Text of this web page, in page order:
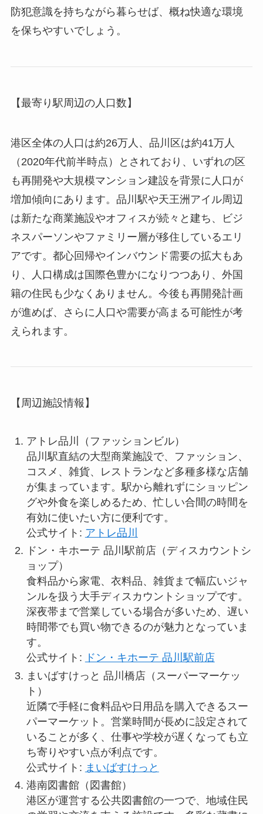
防犯意識を持ちながら暮らせば、概ね快適な環境
を保ちやすいでしょう。
【最寄り駅周辺の人口数】
港区全体の人口は約26万人、品川区は約41万人
（2020年代前半時点）とされており、いずれの区
も再開発や大規模マンション建設を背景に人口が
増加傾向にあります。品川駅や天王洲アイル周辺
は新たな商業施設やオフィスが続々と建ち、ビジ
ネスパーソンやファミリー層が移住しているエリ
アです。都心回帰やインバウンド需要の拡大もあ
り、人口構成は国際色豊かになりつつあり、外国
籍の住民も少なくありません。今後も再開発計画
が進めば、さらに人口や需要が高まる可能性が考
えられます。
【周辺施設情報】
アトレ品川（ファッションビル）
品川駅直結の大型商業施設で、ファッション、
コスメ、雑貨、レストランなど多種多様な店舗
が集まっています。駅から離れずにショッピン
グや外食を楽しめるため、忙しい合間の時間を
有効に使いたい方に便利です。
公式サイト: アトレ品川
ドン・キホーテ 品川駅前店（ディスカウントシ
ョップ）
食料品から家電、衣料品、雑貨まで幅広いジャ
ンルを扱う大手ディスカウントショップです。
深夜帯まで営業している場合が多いため、遅い
時間帯でも買い物できるのが魅力となっていま
す。
公式サイト:
ドン・キホーテ 品川駅前店
まいばすけっと 品川橋店（スーパーマーケッ
ト）
近隣で手軽に食料品や日用品を購入できるスー
パーマーケット。営業時間が長めに設定されて
いることが多く、仕事や学校が遅くなっても立
ち寄りやすい点が利点です。
公式サイト: まいばすけっと
港南図書館（図書館）
港区が運営する公共図書館の一つで、地域住民